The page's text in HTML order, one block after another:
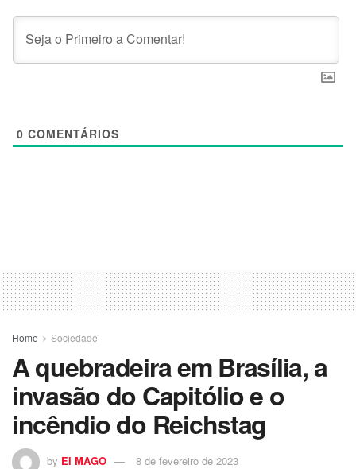
0 COMENTÁRIOS
Home Sociedade
A quebradeira em Brasília, a
invasão do Capitólio e o
incêndio do Reichstag
by El MAGO 8 de fevereiro de 2023